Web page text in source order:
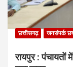
छत्तीसगढ़ जनसंपर्क
रायपुर : पंचायतों